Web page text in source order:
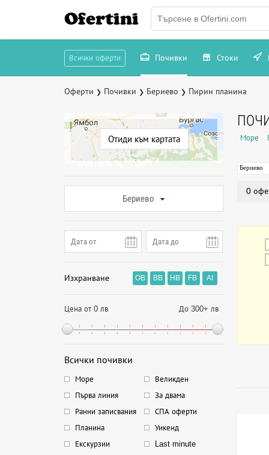
Ofertini
Всички оферти Почивки Стоки
Оферти ❯ Почивки ❯ Бериево ❯ Пирин планина
Отиди към картата
Бериево
Изхранване OB BB HB FB AI
Цена от 0 лв До 300+ лв
Всички почивки
Море
Великден
Първа линия
За двама
Ранни записвания
СПА оферти
Планина
Уикенд
Екскурзии
Last minute
Море
Бериево
0